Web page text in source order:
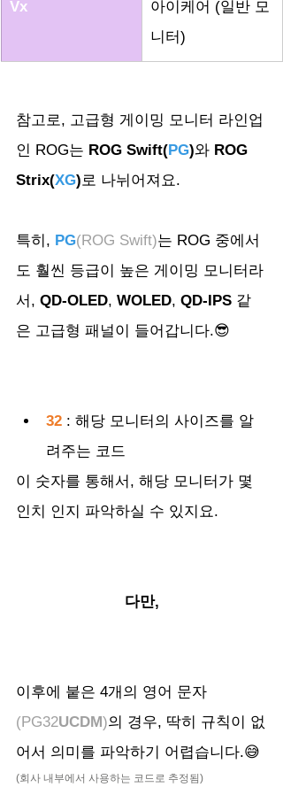
Vx
아이케어 (일반 모
니터)
참고로, 고급형 게이밍 모니터 라인업
인 ROG는 ROG Swift(PG)와 ROG
Strix(XG)로 나뉘어져요.
특히, PG(ROG Swift)는 ROG 중에서
도 훨씬 등급이 높은 게이밍 모니터라
서, QD-OLED, WOLED, QD-IPS 같
은 고급형 패널이 들어갑니다.😎
32 : 해당 모니터의 사이즈를 알
려주는 코드
이 숫자를 통해서, 해당 모니터가 몇
인치 인지 파악하실 수 있지요.
다만,
이후에 붙은 4개의 영어 문자
(PG32UCDM)의 경우, 딱히 규칙이 없
어서 의미를 파악하기 어렵습니다.😅
(회사 내부에서 사용하는 코드로 추정됨)